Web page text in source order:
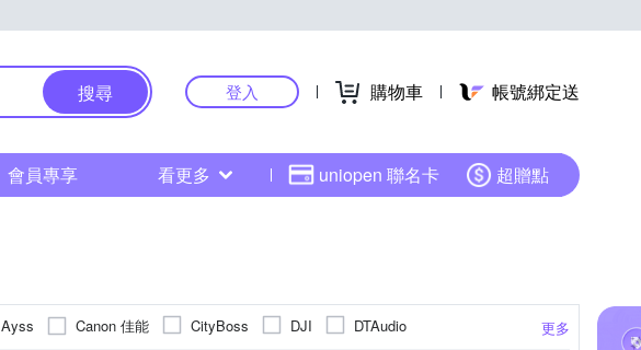
搜尋 登入 購物車 帳號綁定送
會員專享 看更多 uniopen 聯名卡 超贈點
更多
Ayss Canon 佳能 CityBoss DJI
DTAudio